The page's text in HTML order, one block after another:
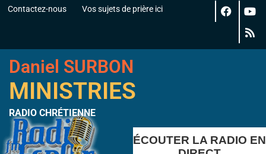
Contactez-nous Vos sujets de prière ici
Daniel SURBON
MINISTRIES
RADIO CHRÉTIENNE
ÉCOUTER LA RADIO EN